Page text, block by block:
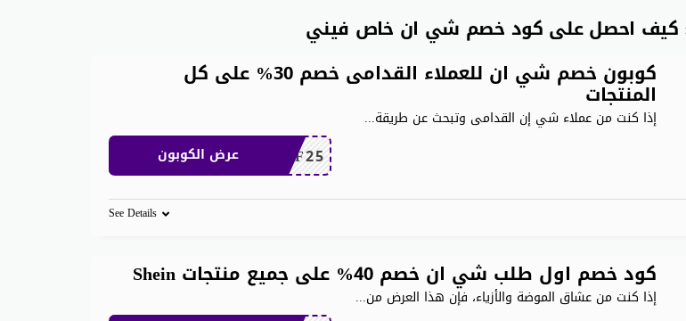
كيف احصل على كود خصم شي ان خاص فيني
كوبون خصم شي ان للعملاء القدامى خصم 30% على كل
المنتجات
إذا كنت من عملاء شي إن القدامى وتبحث عن طريقة...
MEAF25 عرض الكوبون
See Details
كود خصم اول طلب شي ان خصم 40% على جميع منتجات Shein
إذا كنت من عشاق الموضة والأزياء، فإن هذا العرض من...